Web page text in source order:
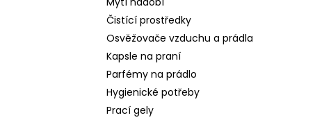
Čistící prostředky
Osvěžovače vzduchu a prádla
Kapsle na praní
Parfémy na prádlo
Hygienické potřeby
Prací gely
ZUBNÍ PASTA KALODONT ZEOLIT ​​75 ML
ZUBNÍ PASTA KALODONT
2,55 €